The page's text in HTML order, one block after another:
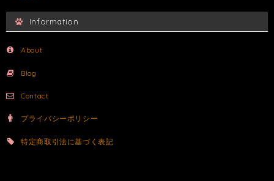
Information
About
Blog
Contact
プライバシーポリシー
特定商取引法に基づく表記